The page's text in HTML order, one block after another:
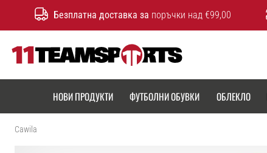
Безплатна доставка за поръчки над €99,00
НОВИ ПРОДУКТИ ФУТБОЛНИ ОБУВКИ ОБЛЕКЛО
Cawila